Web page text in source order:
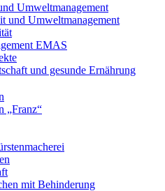
Umweltmanagement
und Umweltmanagement
EMAS
und gesunde Ernährung
„Franz“
mit Behinderung